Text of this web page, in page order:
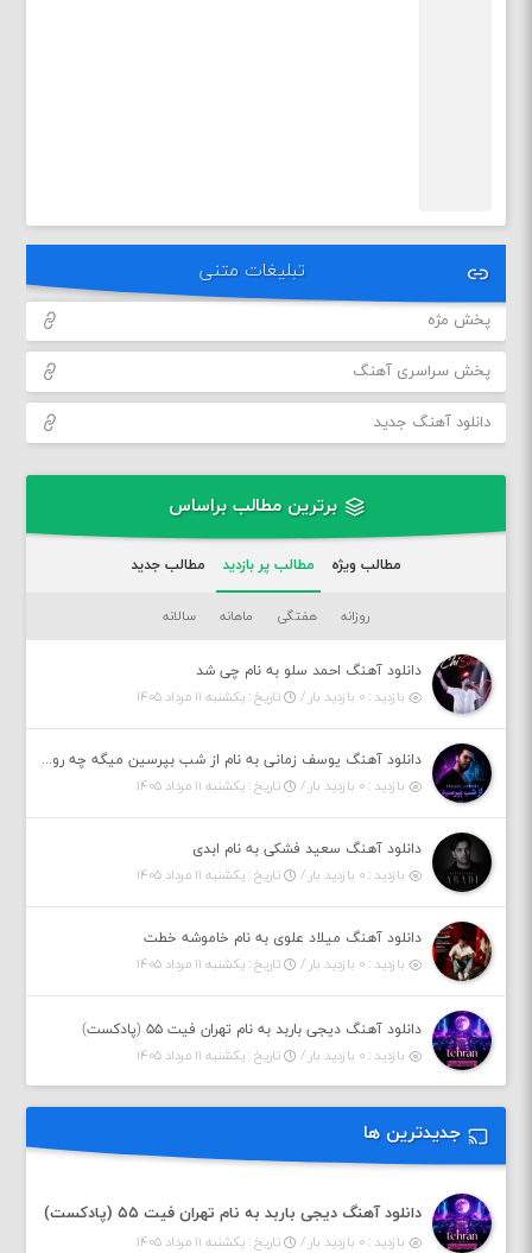
تبلیغات متنی
پخش مژه
پخش سراسری آهنگ
دانلود آهنگ جدید
برترین مطالب براساس
مطالب ویژه مطالب پر بازدید مطالب جدید
روزانه هفتگی ماهانه سالانه
دانلود آهنگ احمد سلو به نام چی شد
بازدید : ۰ بازدید بار /
تاریخ : یکشنبه ۱۱ مرداد ۱۴۰۵
دانلود آهنگ یوسف زمانی به نام از شب بپرسین میگه چه روزگاری دارم
بازدید : ۰ بازدید بار /
تاریخ : یکشنبه ۱۱ مرداد ۱۴۰۵
دانلود آهنگ سعید فشکی به نام ابدی
بازدید : ۰ بازدید بار /
تاریخ : یکشنبه ۱۱ مرداد ۱۴۰۵
دانلود آهنگ میلاد علوی به نام خاموشه خطت
بازدید : ۰ بازدید بار /
تاریخ : یکشنبه ۱۱ مرداد ۱۴۰۵
دانلود آهنگ دیجی باربد به نام تهران فیت ۵۵ (پادکست)
بازدید : ۰ بازدید بار /
تاریخ : یکشنبه ۱۱ مرداد ۱۴۰۵
جدیدترین ها
دانلود آهنگ دیجی باربد به نام تهران فیت ۵۵ (پادکست)
بازدید : ۰ بازدید بار / تاریخ : یکشنبه ۱۱ مرداد ۱۴۰۵